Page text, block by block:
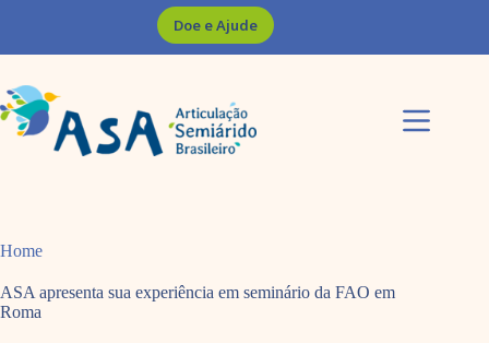
Doe e Ajude
Home
ASA apresenta sua experiência em seminário da FAO em
Roma